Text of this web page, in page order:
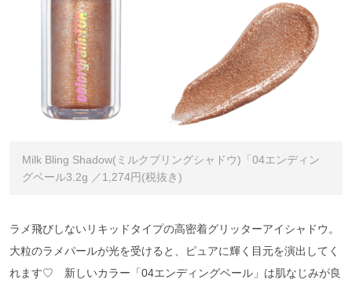
Milk Bling Shadow(ミルクブリングシャドウ)「04エンディン
グベール3.2g ／1,274円(税抜き)
ラメ飛びしないリキッドタイプの高密着グリッターアイシャドウ。
大粒のラメパールが光を受けると、ピュアに輝く目元を演出してく
れます♡ 新しいカラー「04エンディングベール」は肌なじみが良